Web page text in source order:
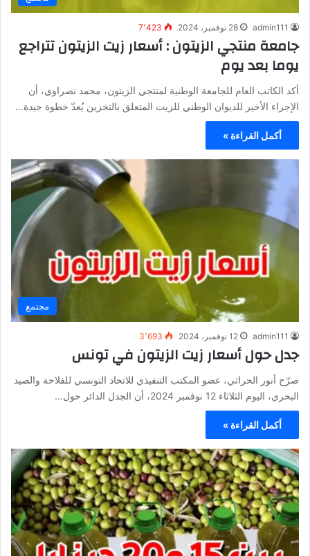
admin111 28 نوفمبر، 2024 7٬423
جامعة منتجي الزيتون : أسعار زيت الزيتون تتراجع
يوما بعد يوم
أكد الكاتب العام للجامعة الوطنية لمنتجي الزيتون، محمد نصراوي، أن
الإجراء الأخير للديوان الوطني للزيت المتعلق بالتخزين يُعدّ خطوة جيدة…
أكمل القراءة »
مجتمع
admin111 12 نوفمبر، 2024 3٬693
جدل حول أسعار زيت الزيتون في تونس
صرّح أنور الحراثي، عضو المكتب التنفيذي للاتحاد التونسي للفلاحة والصيد
البحري، اليوم الثلاثاء 12 نوفمبر 2024، أن الجدل الدائر حول…
أكمل القراءة »